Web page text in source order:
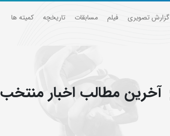
گزارش تصویری فیلم مسابقات تاریخچه
کمیته ها
آخرین مطالب اخبار منتخب